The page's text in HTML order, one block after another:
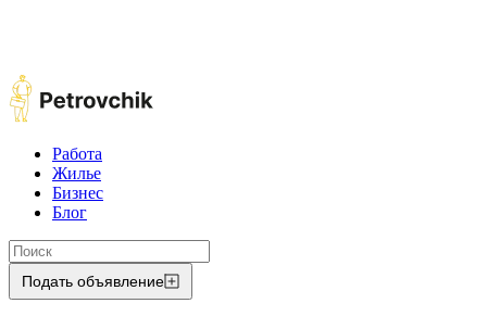
Работа
Жилье
Бизнес
Блог
Подать объявление